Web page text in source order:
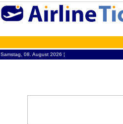
Samstag, 08. August 2026 ¦